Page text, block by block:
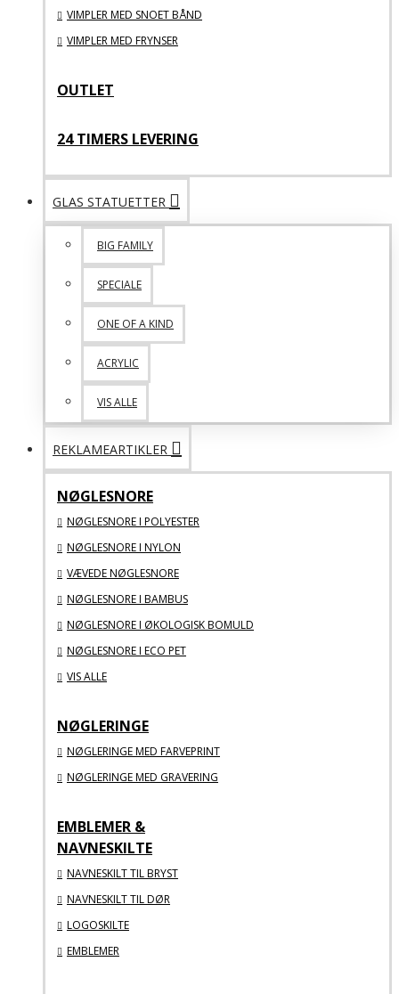
VIMPLER MED SNOET BÅND
VIMPLER MED FRYNSER
OUTLET
24 TIMERS LEVERING
GLAS STATUETTER
BIG FAMILY
SPECIALE
ONE OF A KIND
ACRYLIC
VIS ALLE
REKLAMEARTIKLER
NØGLESNORE
NØGLESNORE I POLYESTER
NØGLESNORE I NYLON
VÆVEDE NØGLESNORE
NØGLESNORE I BAMBUS
NØGLESNORE I ØKOLOGISK BOMULD
NØGLESNORE I ECO PET
VIS ALLE
NØGLERINGE
NØGLERINGE MED FARVEPRINT
NØGLERINGE MED GRAVERING
EMBLEMER &
NAVNESKILTE
NAVNESKILT TIL BRYST
NAVNESKILT TIL DØR
LOGOSKILTE
EMBLEMER